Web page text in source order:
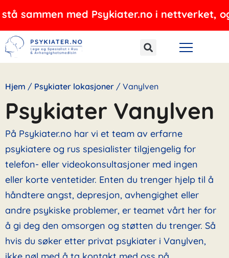
Hopp
til
innholdet
med Psykiater.no i nettverket, og
Hjem / Psykiater lokasjoner / Vanylven
Psykiater Vanylven
På Psykiater.no har vi et team av erfarne
psykiatere og rus spesialister tilgjengelig for
telefon- eller videokonsultasjoner med ingen
eller korte ventetider. Enten du trenger hjelp til å
håndtere angst, depresjon, avhengighet eller
andre psykiske problemer, er teamet vårt her for
å gi deg den omsorgen og støtten du trenger. Så
hvis du søker etter privat psykiater i Vanylven,